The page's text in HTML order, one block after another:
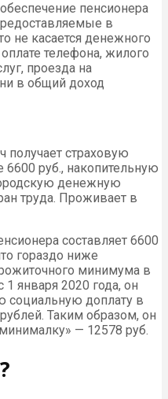
пенсионера
в
не касается денежного
телефона, жилого
проезда на
в общий доход
страховую
6600 руб., накопительную
денежную
труда. Проживает в
составляет 6600
гораздо ниже
минимума в
1 января 2020 года, он
социальную доплату в
Таким образом, он
— 12578 руб.